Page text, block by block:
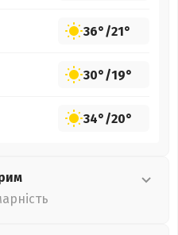
36°/21°
30°/19°
34°/20°